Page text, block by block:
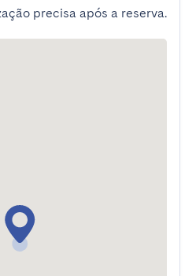
precisa após a reserva.